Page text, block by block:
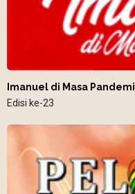
Imanuel di Masa Pandemi
Edisi ke-23